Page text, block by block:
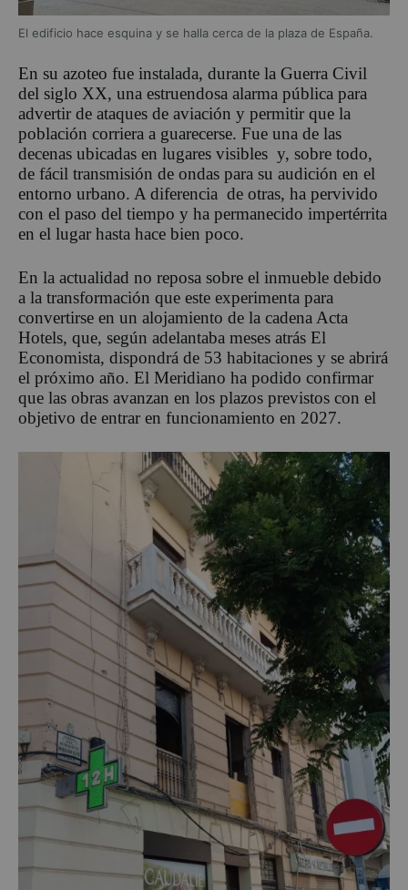
El edificio hace esquina y se halla cerca de la plaza de España.
En su azoteo fue instalada, durante la Guerra Civil
del siglo XX, una estruendosa alarma pública para
advertir de ataques de aviación y permitir que la
población corriera a guarecerse. Fue una de las
decenas ubicadas en lugares visibles y, sobre todo,
de fácil transmisión de ondas para su audición en el
entorno urbano. A diferencia de otras, ha pervivido
con el paso del tiempo y ha permanecido impertérrita
en el lugar hasta hace bien poco.
En la actualidad no reposa sobre el inmueble debido
a la transformación que este experimenta para
convertirse en un alojamiento de la cadena Acta
Hotels, que, según adelantaba meses atrás El
Economista, dispondrá de 53 habitaciones y se abrirá
el próximo año. El Meridiano ha podido confirmar
que las obras avanzan en los plazos previstos con el
objetivo de entrar en funcionamiento en 2027.